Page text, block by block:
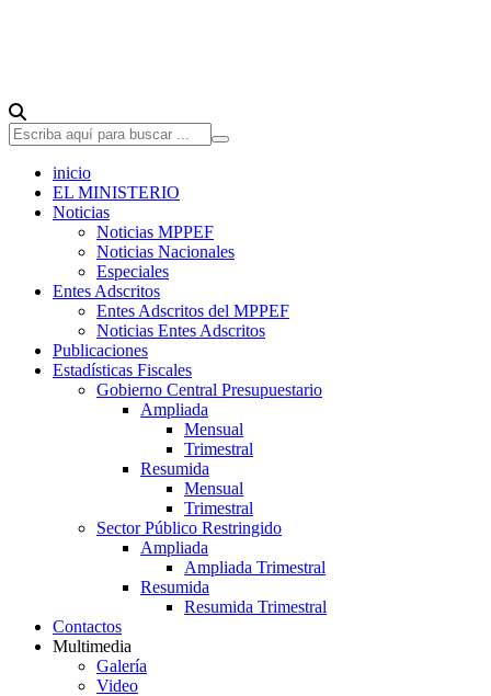
inicio
EL MINISTERIO
Noticias
Noticias MPPEF
Noticias Nacionales
Especiales
Entes Adscritos
Entes Adscritos del MPPEF
Noticias Entes Adscritos
Publicaciones
Estadísticas Fiscales
Gobierno Central Presupuestario
Ampliada
Mensual
Trimestral
Resumida
Mensual
Trimestral
Sector Público Restringido
Ampliada
Ampliada Trimestral
Resumida
Resumida Trimestral
Contactos
Multimedia
Galería
Video